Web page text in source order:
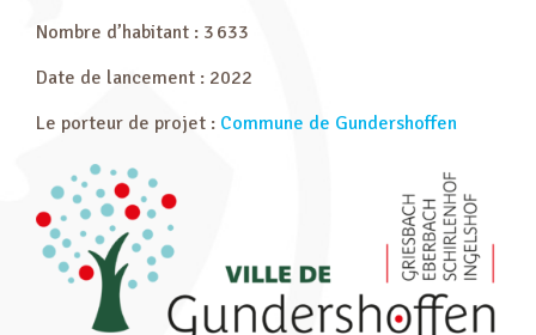
Nombre d’habitant : 3 633
Date de lancement : 2022
Le porteur de projet : Commune de Gundershoffen